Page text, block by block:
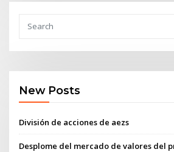
New Posts
División de acciones de aezs
Desplome del mercado de valores del